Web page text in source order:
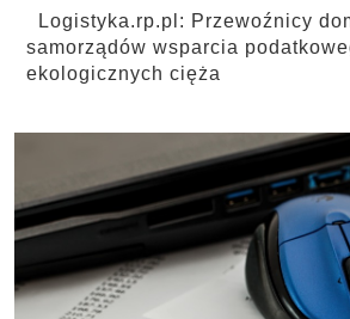
Logistyka.rp.pl: Przewoźnicy
samorządów wsparcia
ekologicznych cięża